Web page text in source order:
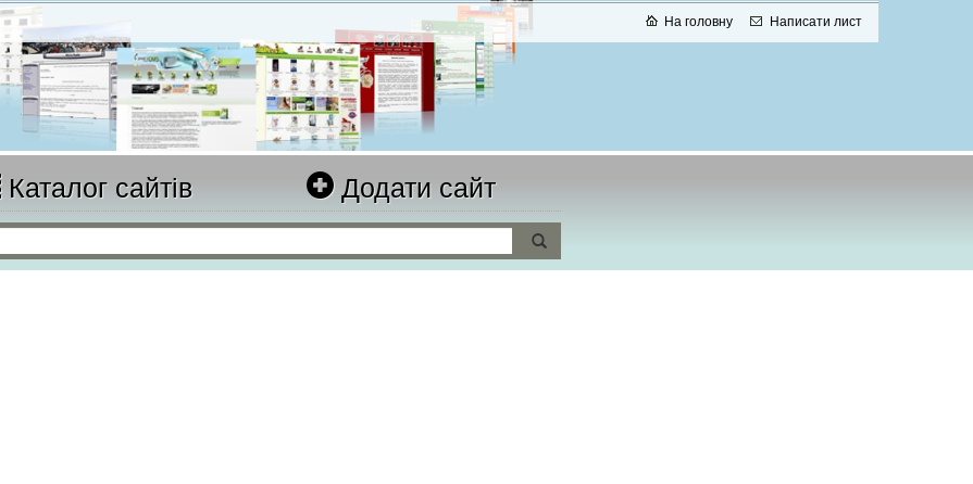
На головну Написати лист
Каталог сайтів Додати сайт